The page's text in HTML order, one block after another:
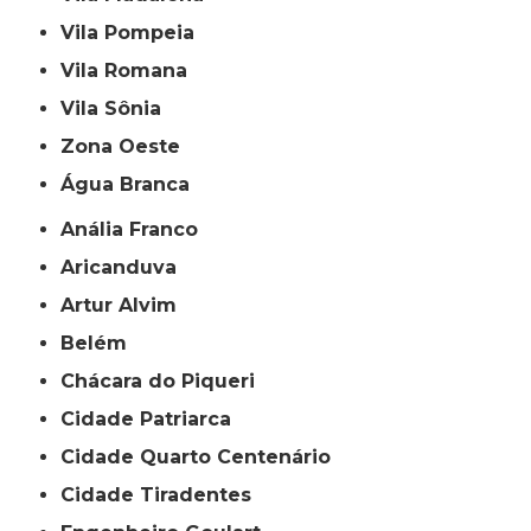
Vila Pompeia
Vila Romana
Vila Sônia
Zona Oeste
Água Branca
Anália Franco
Aricanduva
Artur Alvim
Belém
Chácara do Piqueri
Cidade Patriarca
Cidade Quarto Centenário
Cidade Tiradentes